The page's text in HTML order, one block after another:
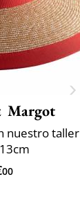
Margot
nuestro taller
00